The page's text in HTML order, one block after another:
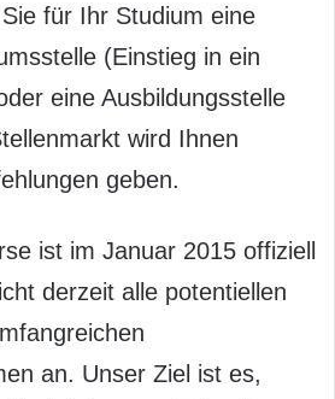
für Ihr Studium eine
(Einstieg in ein
eine Ausbildungsstelle
wird Ihnen
geben.
ist im Januar 2015 offiziell
derzeit alle potentiellen
an. Unser Ziel ist es,